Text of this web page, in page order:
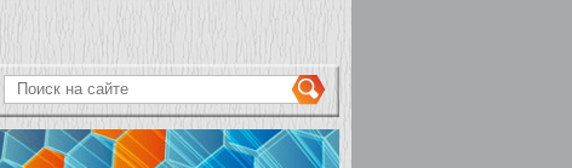
ФОРМА ПОИСКА
Поиск на сайте